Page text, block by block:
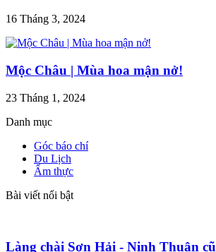
16 Tháng 3, 2024
Mộc Châu | Mùa hoa mận nở!
23 Tháng 1, 2024
Danh mục
Góc báo chí
Du Lịch
Ẩm thực
Bài viết nổi bật
Làng chài Sơn Hải - Ninh Thuận cũ